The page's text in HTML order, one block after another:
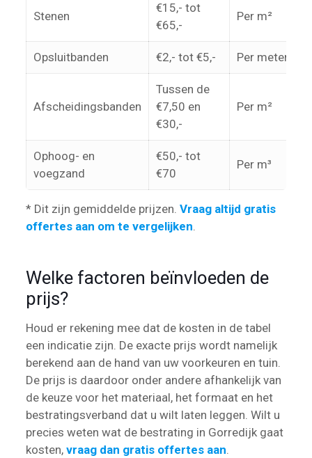
Stenen
€15,- tot
€65,-
Per m²
Opsluitbanden €2,- tot €5,- Per meter
Afscheidingsbanden
Tussen de
€7,50 en
€30,-
Per m²
Ophoog- en
voegzand
€50,- tot
€70
Per m³
* Dit zijn gemiddelde prijzen. Vraag altijd gratis
offertes aan om te vergelijken.
Welke factoren beïnvloeden de
prijs?
Houd er rekening mee dat de kosten in de tabel
een indicatie zijn. De exacte prijs wordt namelijk
berekend aan de hand van uw voorkeuren en tuin.
De prijs is daardoor onder andere afhankelijk van
de keuze voor het materiaal, het formaat en het
bestratingsverband dat u wilt laten leggen. Wilt u
precies weten wat de bestrating in Gorredijk gaat
kosten, vraag dan gratis offertes aan.